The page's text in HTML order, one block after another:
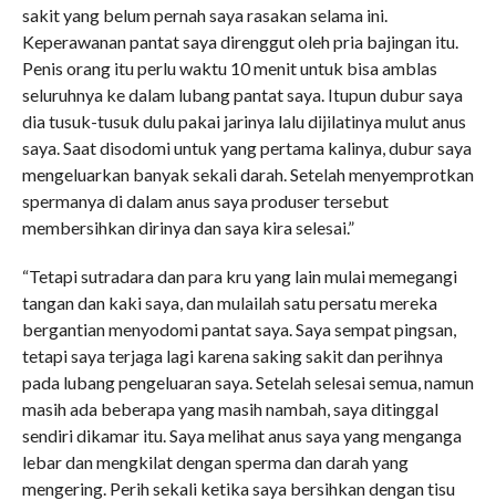
sakit yang belum pernah saya rasakan selama ini.
Keperawanan pantat saya direnggut oleh pria bajingan itu.
Penis orang itu perlu waktu 10 menit untuk bisa amblas
seluruhnya ke dalam lubang pantat saya. Itupun dubur saya
dia tusuk-tusuk dulu pakai jarinya lalu dijilatinya mulut anus
saya. Saat disodomi untuk yang pertama kalinya, dubur saya
mengeluarkan banyak sekali darah. Setelah menyemprotkan
spermanya di dalam anus saya produser tersebut
membersihkan dirinya dan saya kira selesai.”
“Tetapi sutradara dan para kru yang lain mulai memegangi
tangan dan kaki saya, dan mulailah satu persatu mereka
bergantian menyodomi pantat saya. Saya sempat pingsan,
tetapi saya terjaga lagi karena saking sakit dan perihnya
pada lubang pengeluaran saya. Setelah selesai semua, namun
masih ada beberapa yang masih nambah, saya ditinggal
sendiri dikamar itu. Saya melihat anus saya yang menganga
lebar dan mengkilat dengan sperma dan darah yang
mengering. Perih sekali ketika saya bersihkan dengan tisu